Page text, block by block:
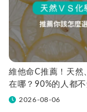
維他命C推薦！天然
在哪？90%的人都不
挑！帶你一次看
2026-08-06